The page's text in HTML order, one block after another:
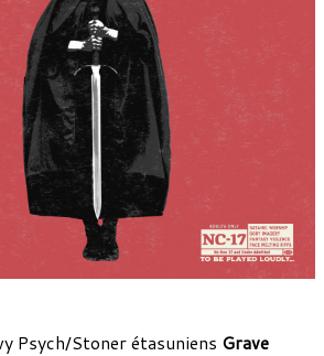
Psych/Stoner étasuniens Grave